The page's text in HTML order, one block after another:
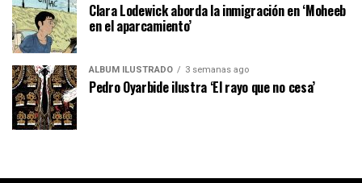
Clara Lodewick aborda la inmigración en ‘Moheeb
en el aparcamiento’
ÁLBUM ILUSTRADO 3 semanas ago
Pedro Oyarbide ilustra ‘El rayo que no cesa’